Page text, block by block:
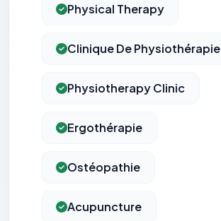
Physical Therapy
Clinique De Physiothérapie
Physiotherapy Clinic
Ergothérapie
Ostéopathie
Acupuncture